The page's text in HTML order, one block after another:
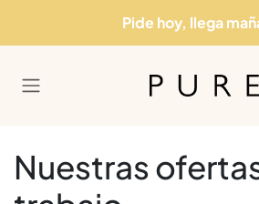
Pide hoy, llega
Nuestras